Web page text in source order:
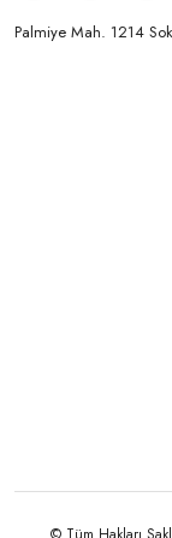
Palmiye Mah. 1214 Sok. Koluman Plaza 2/B Yenişehir/